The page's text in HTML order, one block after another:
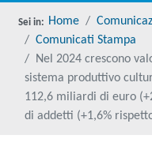
Home
Comunicati Stampa
Nel 2024 crescono
sistema produttivo
112,6 miliardi di euro
di addetti (+1,6%